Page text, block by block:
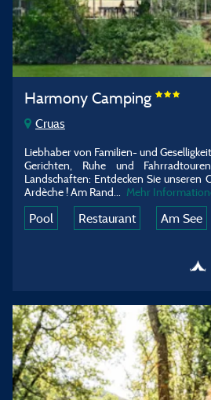
Harmony Camping
Cruas
Liebhaber von Familien- und
Gerichten, Ruhe und
Landschaften: Entdecken Sie unseren
Ardèche ! Am Rand
Mehr
Pool Restaurant
Am See